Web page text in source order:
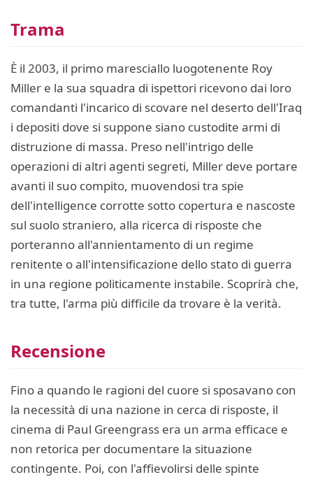
Trama
È il 2003, il primo maresciallo luogotenente Roy
Miller e la sua squadra di ispettori ricevono dai loro
comandanti l'incarico di scovare nel deserto dell'Iraq
i depositi dove si suppone siano custodite armi di
distruzione di massa. Preso nell'intrigo delle
operazioni di altri agenti segreti, Miller deve portare
avanti il suo compito, muovendosi tra spie
dell'intelligence corrotte sotto copertura e nascoste
sul suolo straniero, alla ricerca di risposte che
porteranno all'annientamento di un regime
renitente o all'intensificazione dello stato di guerra
in una regione politicamente instabile. Scoprirà che,
tra tutte, l'arma più difficile da trovare è la verità.
Recensione
Fino a quando le ragioni del cuore si sposavano con
la necessità di una nazione in cerca di risposte, il
cinema di Paul Greengrass era un arma efficace e
non retorica per documentare la situazione
contingente. Poi, con l'affievolirsi delle spinte